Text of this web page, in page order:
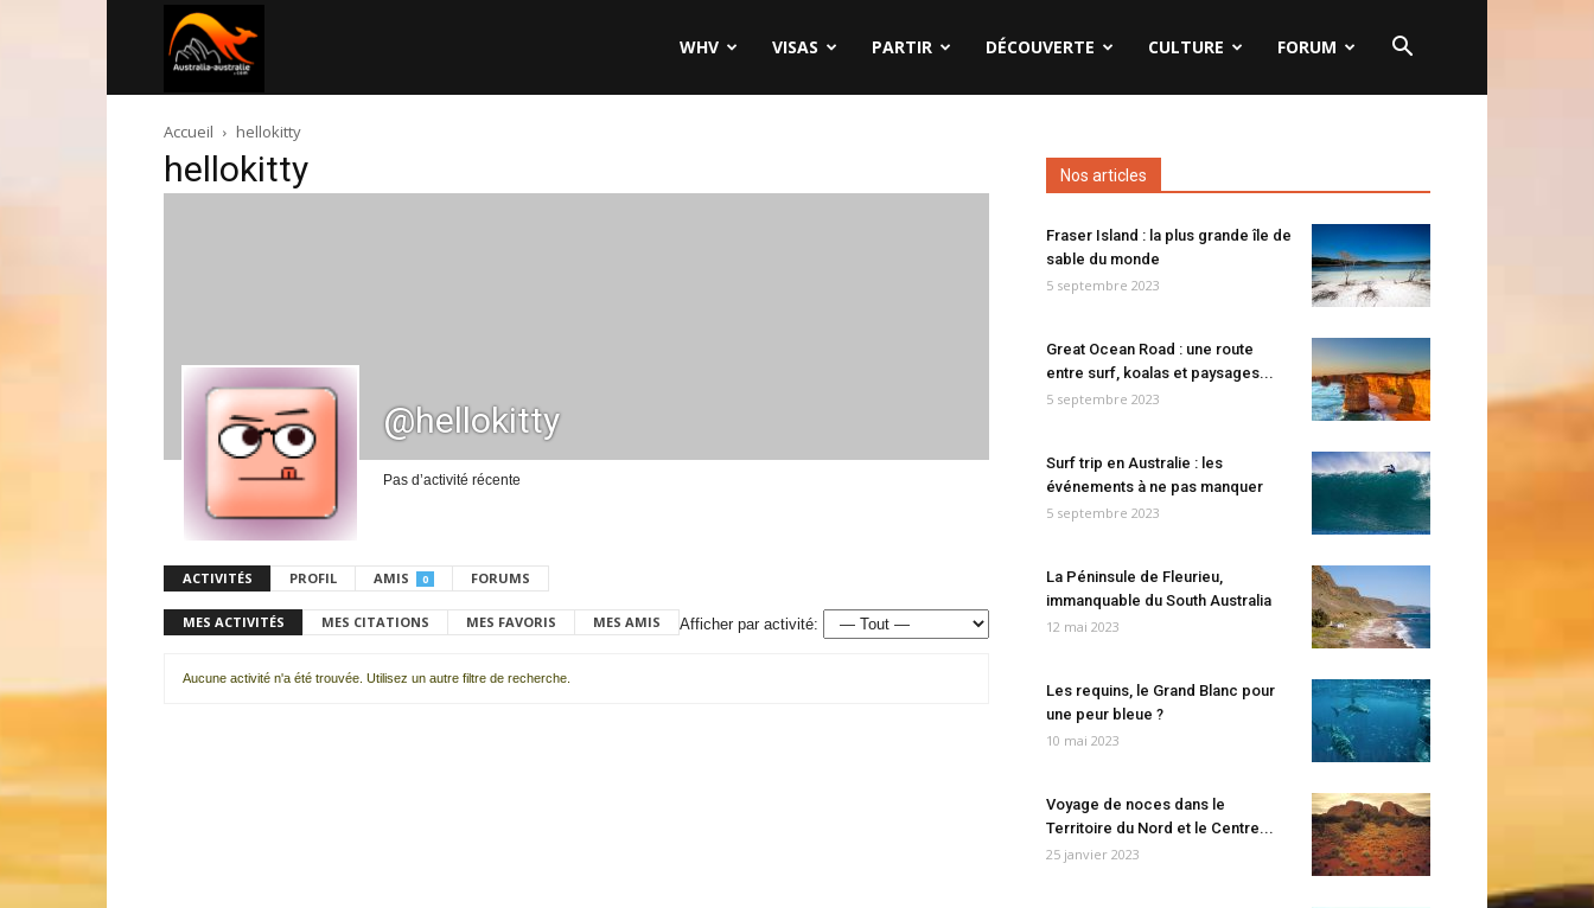
australie.com
WHV VISAS PARTIR DÉCOUVERTE CULTURE FORUM
Accueil hellokitty
hellokitty
@hellokitty
Pas d’activité récente
ACTIVITÉS PROFIL AMIS 0 FORUMS
MES ACTIVITÉS MES CITATIONS MES FAVORIS MES AMIS Afficher par activité:
Aucune activité n'a été trouvée. Utilisez un autre filtre de recherche.
Nos articles
Fraser Island : la plus grande île de
sable du monde
5 septembre 2023
Great Ocean Road : une route
entre surf, koalas et paysages...
5 septembre 2023
Surf trip en Australie : les
événements à ne pas manquer
5 septembre 2023
La Péninsule de Fleurieu,
immanquable du South Australia
12 mai 2023
Les requins, le Grand Blanc pour
une peur bleue ?
10 mai 2023
Voyage de noces dans le
Territoire du Nord et le Centre...
25 janvier 2023